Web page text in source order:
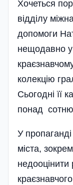
Хочеться
відділу
допомоги
нещодавно у
колекцію
Сьогодні її
понад
У
міста,
недооцінити